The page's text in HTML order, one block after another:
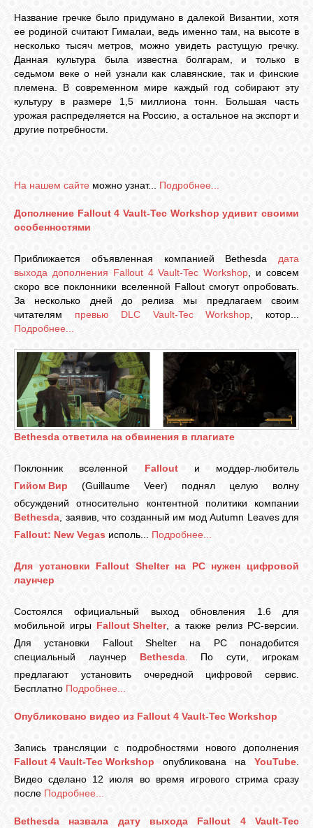
Название гречке было придумано в далекой Византии, хотя
ее родиной считают Гималаи, ведь именно там, на высоте в
несколько тысяч метров, можно увидеть растущую гречку.
Данная культура была известна болгарам, и только в
седьмом веке о ней узнали как славянские, так и финские
племена. В современном мире каждый год собирают эту
культуру в размере 1,5 миллиона тонн. Большая часть
урожая распределяется на Россию, а остальное на экспорт и
другие потребности.
На нашем сайте можно узнат... Подробнее...
Дополнение Fallout 4 Vault-Tec Workshop удивит своими
особенностями
Приближается объявленная компанией Bethesda дата
выхода дополнения Fallout 4 Vault-Tec Workshop , и совсем
скоро все поклонники вселенной Fallout смогут опробовать.
За несколько дней до релиза мы предлагаем своим
читателям превью DLC Vault-Tec Workshop , котор...
Подробнее...
Bethesda ответила на обвинения в плагиате
Поклонник вселенной Falloutи моддер-любитель
Гийом Вир (Guillaume Veer) поднял целую волну
обсуждений относительно контентной политики компании
Bethesda , заявив, что созданный им мод Autumn Leaves для
Fallout: New Vegas исполь... Подробнее...
Для установки Fallout Shelter на PC нужен цифровой
лаунчер
Состоялся официальный выход обновления 1.6 для
мобильной игрыFallout Shelter, а также релиз PC-версии.
Для установки Fallout Shelter на PC понадобится
специальный лаунчер Bethesda. По сути, игрокам
предлагают установить очередной цифровой сервис.
Бесплатно Подробнее...
Опубликовано видео из Fallout 4 Vault-Tec Workshop
Запись трансляции с подробностями нового дополнения
Fallout 4 Vault-Tec Workshop опубликована на YouTube
Видео сделано 12 июля во время игрового стрима сразу
после Подробнее...
Bethesda назвала дату выхода Fallout 4 Vault-Tec